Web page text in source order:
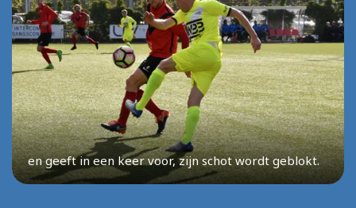
en geeft in een keer voor, zijn schot wordt geblokt.